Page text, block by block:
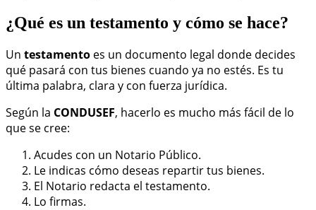
¿Qué es un testamento y cómo se hace?
Un testamento es un documento legal donde decides
qué pasará con tus bienes cuando ya no estés. Es tu
última palabra, clara y con fuerza jurídica.
Según la CONDUSEF, hacerlo es mucho más fácil de lo
que se cree:
Acudes con un Notario Público.
Le indicas cómo deseas repartir tus bienes.
El Notario redacta el testamento.
Lo firmas.